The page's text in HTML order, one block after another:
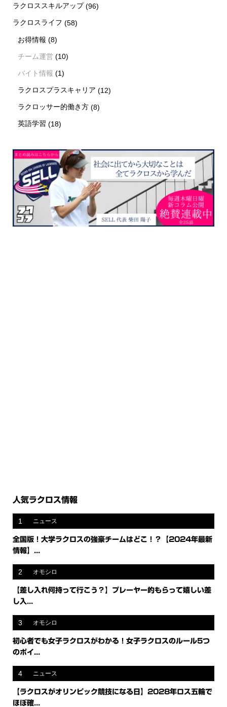
ラクロススキルアップ(96)
ラクロスライフ (58)
お得情報 (8)
チーム運営 (10)
バイト情報 (1)
ラクロスプラスキャリア (12)
ラクロッサー的働き方 (8)
英語学習 (18)
人気ラクロス情報
1 ニュース
全国版！大学ラクロスの強豪チームはどこ！？【2024年最新
情報】...
2 オモシロ
【差し入れ何持って行こう？】プレーヤー的もらって嬉しい差
し入...
3 オモシロ
初心者でも女子ラクロスがわかる！女子ラクロスのルール5つ
のポイ...
4 ニュース
【ラクロスがオリンピック競技になる日】2028年ロス五輪で
ほぼ確...